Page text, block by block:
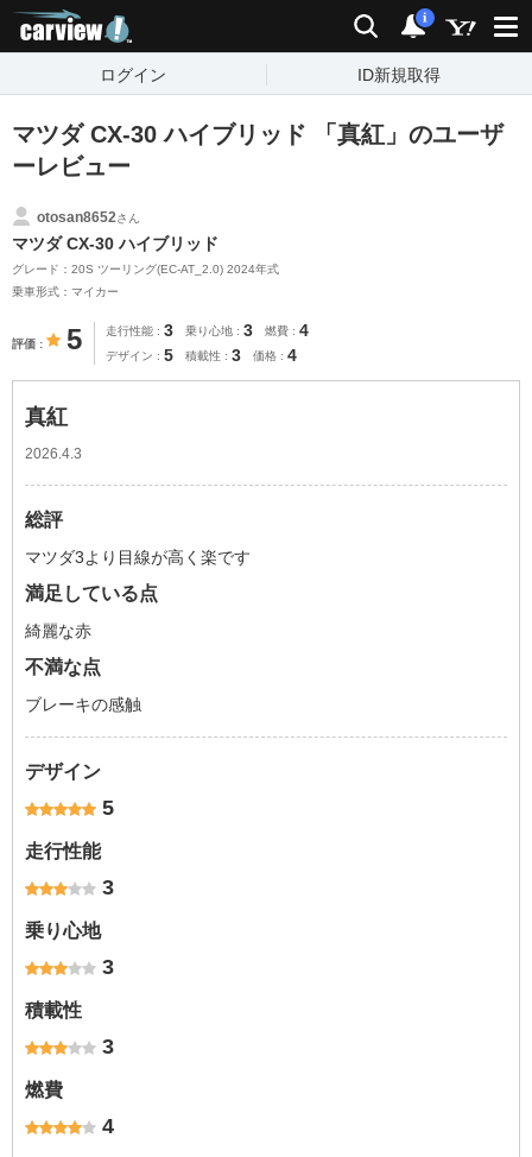
検索 通知
i
ログイン ID新規取得
マツダ CX-30 ハイブリッド 「真紅」のユーザ
ーレビュー
otosan8652さん
マツダ CX-30 ハイブリッド
グレード：20S ツーリング(EC-AT_2.0) 2024年式
乗車形式：マイカー
評価 5 走行性能 3 乗り心地 3 燃費 4
デザイン 5 積載性 3 価格 4
真紅
2026.4.3
総評
マツダ3より目線が高く楽です
満足している点
綺麗な赤
不満な点
ブレーキの感触
デザイン
5
走行性能
3
乗り心地
3
積載性
3
燃費
4